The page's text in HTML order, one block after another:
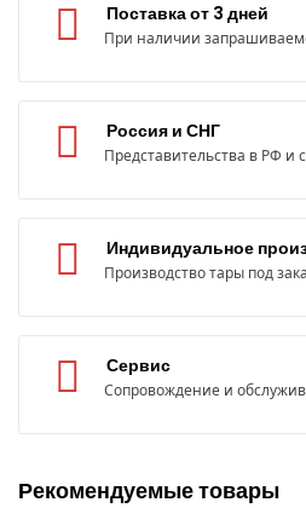
Поставка от 3 дней
При наличии
Россия и СНГ
Представительства в РФ и
Индивидуальное
Производство тары под
Сервис
Сопровождение и
Рекомендуемые товары